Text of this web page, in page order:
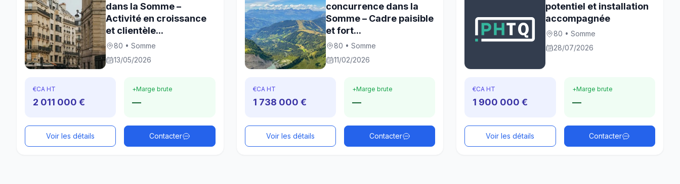
dans la Somme –
Activité en croissance
et clientèle...
80 • Somme
13/05/2026
€CA HT
2 011 000 €
+Marge brute
—
Voir les détails Contacter
concurrence dans la
Somme – Cadre paisible
et fort...
80 • Somme
11/02/2026
€CA HT
1 738 000 €
+Marge brute
—
Voir les détails Contacter
potentiel et installation
accompagnée
80 • Somme
28/07/2026
€CA HT
1 900 000 €
+Marge brute
—
Voir les détails Contacter